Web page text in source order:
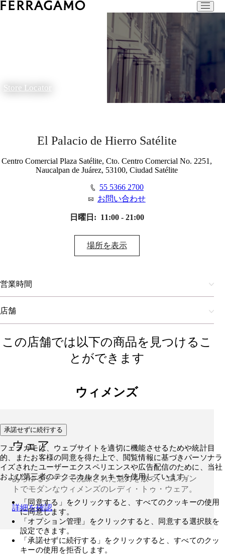
Store Locator
El Palacio de Hierro Satélite
Centro Comercial Plaza Satélite, Cto. Centro Comercial No. 2251,
Naucalpan de Juárez, 53100, Ciudad Satélite
55 5366 2700
お問い合わせ
日曜日: 11:00 - 21:00
場所を表示​
営業時間
店舗
この店舗では以下の商品を見つけるこ
とができます
ウィメンズ
ウェア
あらゆるシーンで洗練された魅力を放つ、エレガン
トでモダンなウィメンズのレディ・トゥ・ウェア。
詳細を確認
承諾せずに続行する
フェラガモは、ウェブサイトを適切に機能させるためや統計目
的、またお客様の同意を得た上で、閲覧情報に基づきパーソナラ
イズされたユーザーエクスペリエンスや広告配信のために、当社
および第三者のテクニカルクッキーを使用しています。
「同意する」をクリックすると、すべてのクッキーの使用
に同意します。
「オプション管理」をクリックすると、同意する選択肢を
設定できます。
「承諾せずに続行する」をクリックすると、すべてのクッ
キーの使用を拒否します。